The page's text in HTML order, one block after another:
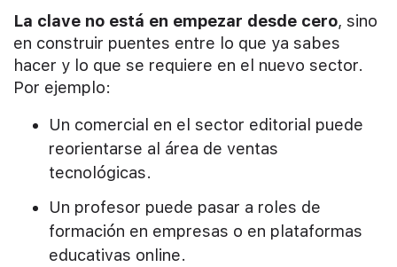
La clave no está en empezar desde cero, sino
en construir puentes entre lo que ya sabes
hacer y lo que se requiere en el nuevo sector.
Por ejemplo:
Un comercial en el sector editorial puede
reorientarse al área de ventas
tecnológicas.
Un profesor puede pasar a roles de
formación en empresas o en plataformas
educativas online.